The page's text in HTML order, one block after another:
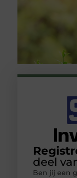
deel
Ben jij een